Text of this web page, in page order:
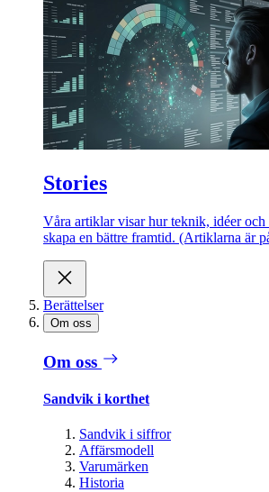
Stories
Våra artiklar visar hur teknik, idéer
skapa en bättre framtid. (Artiklarna är
Berättelser
Om oss
Om oss
Sandvik i korthet
Sandvik i siffror
Affärsmodell
Varumärken
Historia